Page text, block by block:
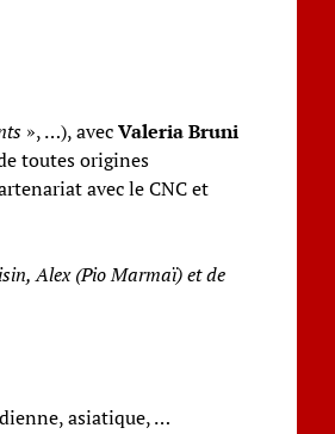
», …), avecValeria Bruni
toutes origines
avec le CNC et
Alex (Pio Marmaï) et de
asiatique, …